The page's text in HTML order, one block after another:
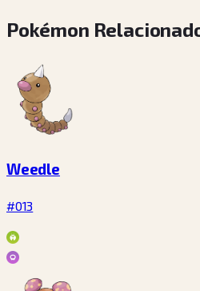
Pokémon
Weedle
#013